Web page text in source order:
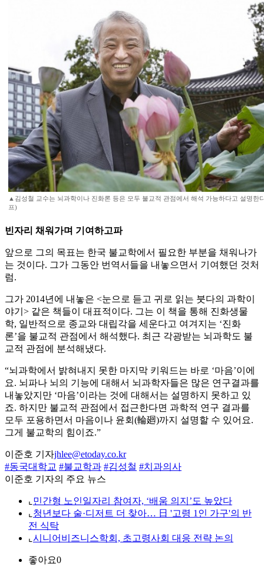
▲김성철 교수는 뇌과학이나 진화론 등은 모두 불교적 관점에서 해석 가능하다고 설명한
프)
빈자리 채워가며 기여하고파
앞으로 그의 목표는 한국 불교학에서 필요한 부분을 채워나가
는 것이다. 그가 그동안 번역서들을 내놓으면서 기여했던 것처
럼.
그가 2014년에 내놓은 <눈으로 듣고 귀로 읽는 붓다의 과학이
야기> 같은 책들이 대표적이다. 그는 이 책을 통해 진화생물
학, 일반적으로 종교와 대립각을 세운다고 여겨지는 ‘진화
론’을 불교적 관점에서 해석했다. 최근 각광받는 뇌과학도 불
교적 관점에 분석해냈다.
“뇌과학에서 밝혀내지 못한 마지막 키워드는 바로 ‘마음’이에
요. 뇌파나 뇌의 기능에 대해서 뇌과학자들은 많은 연구결과를
내놓았지만 ‘마음’이라는 것에 대해서는 설명하지 못하고 있
죠. 하지만 불교적 관점에서 접근한다면 과학적 연구 결과를
모두 포용하면서 마음이나 윤회(輪廻)까지 설명할 수 있어요.
그게 불교학의 힘이죠.”
이준호 기자jhlee@etoday.co.kr
#동국대학교 #불교학과 #김성철 #치과의사
이준호 기자의 주요 뉴스
⌞ 민간형 노인일자리 참여자, ‘배움 의지’도 높았다
⌞ 청년보다 술·디저트 더 찾아… 日 '고령 1인 가구'의 반
전 식탁
⌞ 시니어비즈니스학회, 초고령사회 대응 전략 논의
좋아요0